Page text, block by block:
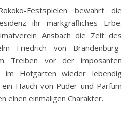
Festspielen bewahrt die
ihr markgräfliches Erbe.
Ansbach die Zeit des
Friedrich von Brandenburg-
Treiben vor der imposanten
im Hofgarten wieder lebendig
Hauch von Puder und Parfüm
einen einmaligen Charakter.